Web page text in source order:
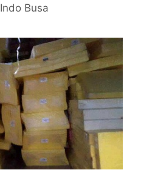
Indo Busa